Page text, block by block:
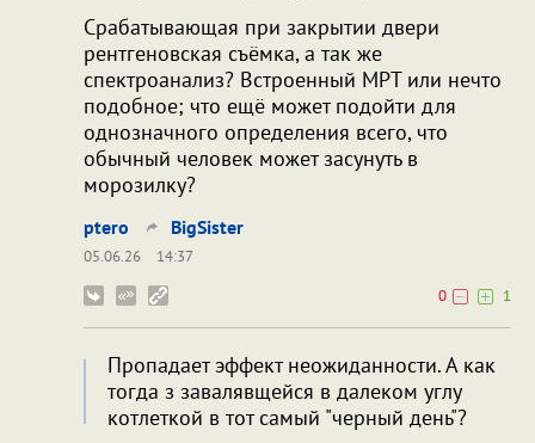
Срабатывающая при закрытии двери
рентгеновская съёмка, а так же
спектроанализ? Встроенный МРТ или нечто
подобное; что ещё может подойти для
однозначного определения всего, что
обычный человек может засунуть в
морозилку?
ptero BigSister
05.06.26
14:37
0
1
Пропадает эффект неожиданности. А как
тогда з завалявщейся в далеком углу
котлеткой в тот самый "черный день"?